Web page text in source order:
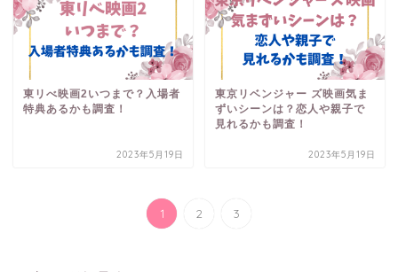
東リべ映画2いつまで？入場者
特典あるかも調査！
2023年5月19日
東京リベンジャー ズ映画気ま
ずいシーンは？恋人や親子で
見れるかも調査！
2023年5月19日
1 2 3